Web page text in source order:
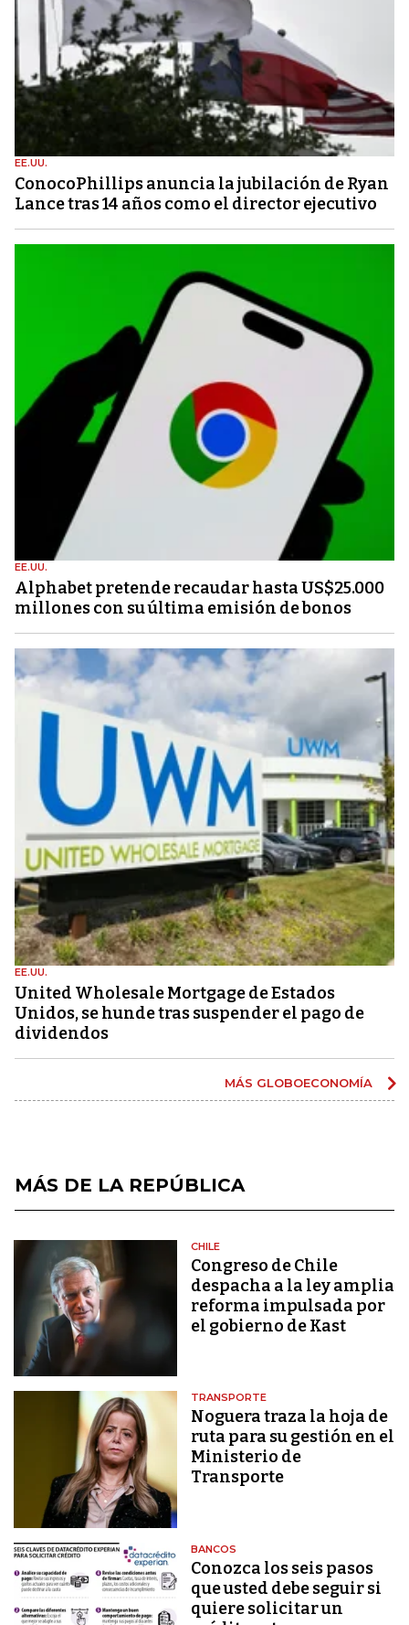
EE.UU.
ConocoPhillips anuncia la jubilación de Ryan
Lance tras 14 años como el director ejecutivo
EE.UU.
Alphabet pretende recaudar hasta US$25.000
millones con su última emisión de bonos
EE.UU.
United Wholesale Mortgage de Estados
Unidos, se hunde tras suspender el pago de
dividendos
MÁS GLOBOECONOMÍA
MÁS DE LA REPÚBLICA
CHILE
Congreso de Chile
despacha a la ley amplia
reforma impulsada por
el gobierno de Kast
TRANSPORTE
Noguera traza la hoja de
ruta para su gestión en el
Ministerio de
Transporte
BANCOS
Conozca los seis pasos
que usted debe seguir si
quiere solicitar un